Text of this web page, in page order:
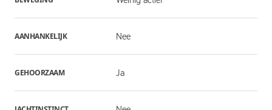
AANHANKELIJK Nee
GEHOORZAAM Ja